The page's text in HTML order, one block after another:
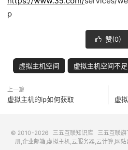
p
 赞(0)
虚拟主机空间 虚拟主机空间不足
上一篇
虚拟主机的ip如何获取 虚
© 2010-2026 三五互联知识库 三五互联旗
册,企业邮箱,虚拟主机,云服务器,云计算,网站